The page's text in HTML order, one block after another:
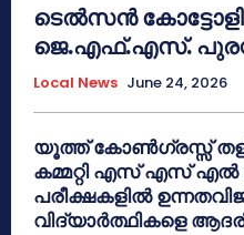
ടെൽസൻ
ജെ.എഫ്.എസ്.
Local News June 24, 2026
യൂത്ത് കോൺഗ്രസ്സ്
കമ്മറ്റി എസ് എസ്
പരീക്ഷകളിൽ
വിദ്യാർത്ഥികളെ